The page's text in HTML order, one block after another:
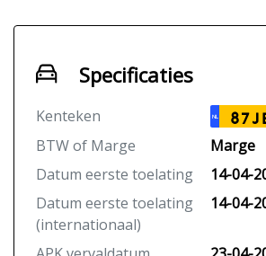
Specificaties
Kenteken NL
BTW of Marge
Marge
Datum eerste toelating
14-04-
Datum eerste toelating
(internationaal)
14-04-